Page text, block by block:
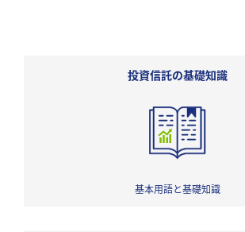
投資信託の基礎知識
基本用語と基礎知識